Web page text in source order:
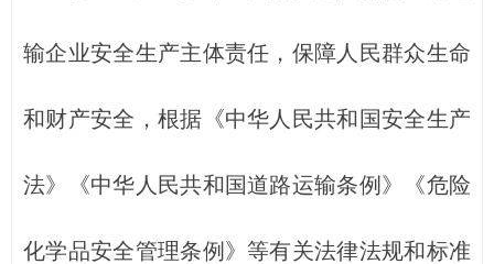
输企业安全生产主体责任，保障人民群众生命
和财产安全，根据《中华人民共和国安全生产
法》《中华人民共和国道路运输条例》《危险
化学品安全管理条例》等有关法律法规和标准